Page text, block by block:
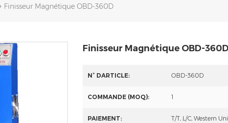
Finisseur Magnétique OBD-360D
Finisseur Magnétique OBD-360D
N° DARTICLE: OBD-360D
COMMANDE (MOQ): 1
PAIEMENT: T/T, L/C, Western